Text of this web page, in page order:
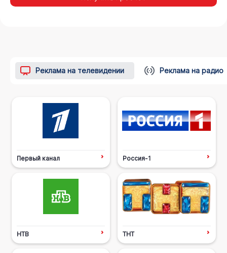
Реклама на телевидении Реклама на радио
Первый канал Россия-1
НТВ ТНТ